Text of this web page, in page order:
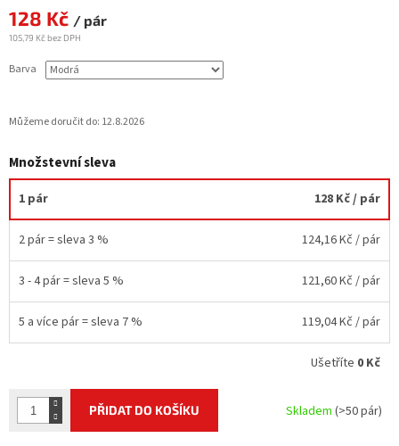
128 Kč / pár
105,79 Kč bez DPH
Barva
Můžeme doručit do: 12.8.2026
Množstevní sleva
1 pár 128 Kč/ pár
2 pár = sleva 3 % 124,16 Kč / pár
3 - 4 pár = sleva 5 % 121,60 Kč / pár
5 a více pár = sleva 7 % 119,04 Kč / pár
Ušetříte 0 Kč
PŘIDAT DO KOŠÍKU Skladem(>50 pár)